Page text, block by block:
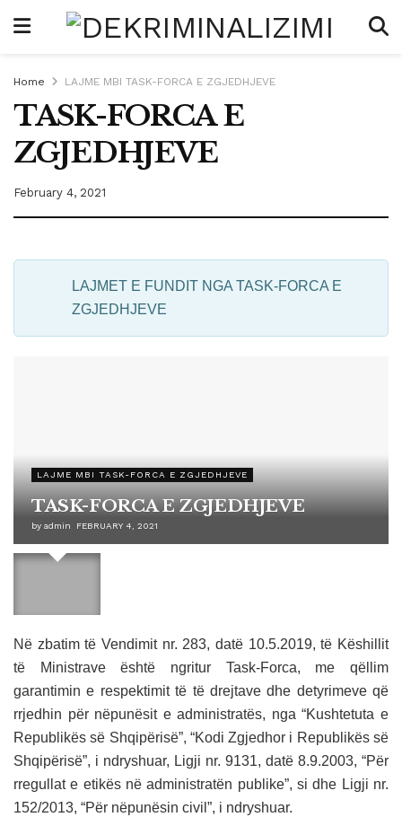
Home LAJME MBI TASK-FORCA E ZGJEDHJEVE
TASK-FORCA E
ZGJEDHJEVE
February 4, 2021
LAJMET E FUNDIT NGA TASK-FORCA E
ZGJEDHJEVE
LAJME MBI TASK-FORCA E ZGJEDHJEVE
TASK-FORCA E ZGJEDHJEVE
by admin FEBRUARY 4, 2021
Në zbatim të Vendimit nr. 283, datë 10.5.2019, të Këshillit
të Ministrave është ngritur Task-Forca, me qëllim
garantimin e respektimit të të drejtave dhe detyrimeve që
rrjedhin për nëpunësit e administratës, nga “Kushtetuta e
Republikës së Shqipërisë”, “Kodi Zgjedhor i Republikës së
Shqipërisë”, i ndryshuar, Ligji nr. 9131, datë 8.9.2003, “Për
rregullat e etikës në administratën publike”, si dhe Ligji nr.
152/2013, “Për nëpunësin civil”, i ndryshuar.